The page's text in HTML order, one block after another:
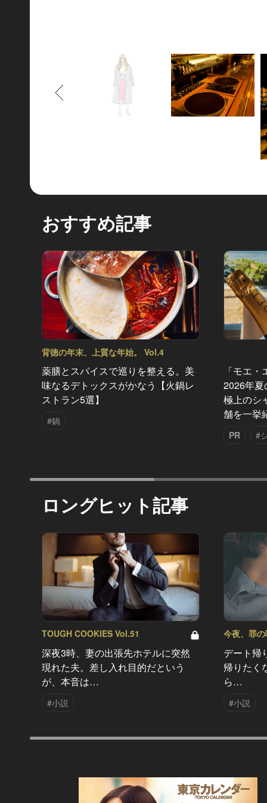
おすすめ記事
背徳の年末、上質な年始。 Vol.4
薬膳とスパイスで巡りを整える。美
味なるデトックスがかなう【火鍋レ
ストラン5選】
#鍋
「モエ
2026年夏
極上のシ
舗を一挙
PR #
ロングヒット記事
TOUGH COOKIES Vol.51
深夜3時、妻の出張先ホテルに突然
現れた夫。差し入れ目的だという
が、本音は…
#小説
今夜、罪
デート帰
帰りたく
ら…
#小説